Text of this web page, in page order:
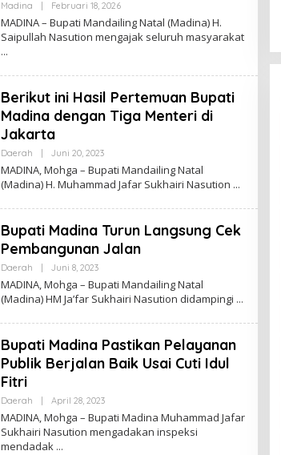
Madina Februari 18, 2026Oleh
MADINA – Bupati Mandailing Natal (Madina) H.
Saipullah Nasution mengajak seluruh masyarakat
Berikut ini Hasil Pertemuan Bupati
Madina dengan Tiga Menteri di
Jakarta
Daerah Juni 20, 2023Oleh
MADINA, Mohga – Bupati Mandailing Natal
(Madina) H. Muhammad Jafar Sukhairi Nasution
Bupati Madina Turun Langsung Cek
Pembangunan Jalan
Daerah Juni 8, 2023Oleh
MADINA, Mohga – Bupati Mandailing Natal
(Madina) HM Ja’far Sukhairi Nasution didampingi
Bupati Madina Pastikan Pelayanan
Publik Berjalan Baik Usai Cuti Idul
Fitri
Daerah April 28, 2023Oleh
MADINA, Mohga – Bupati Madina Muhammad Jafar
Sukhairi Nasution mengadakan inspeksi
mendadak